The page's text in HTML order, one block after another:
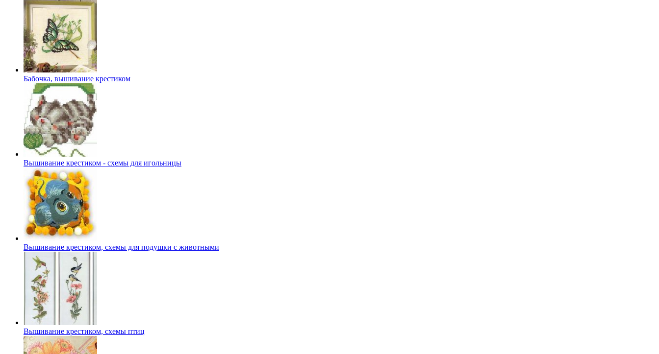
Бабочка, вышивание крестиком
Вышивание крестиком - схемы для игольницы
Вышивание крестиком, схемы для подушки с животными
Вышивание крестиком, схемы птиц